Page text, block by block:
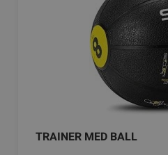
TRAINER MED BALL